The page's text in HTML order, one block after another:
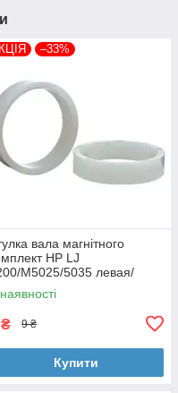
–33%
вала магнітного
HP LJ
M5025/5035 левая/
Foshan (MAG-7516A-
Foshan)
₴ 9 ₴
Купити